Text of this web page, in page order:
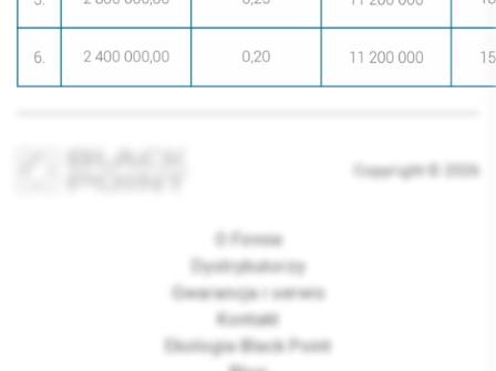
Copyright © 2026
O Firmie
Dystrybutorzy
Gwarancja i serwis
Kontakt
Ekologia Black Point